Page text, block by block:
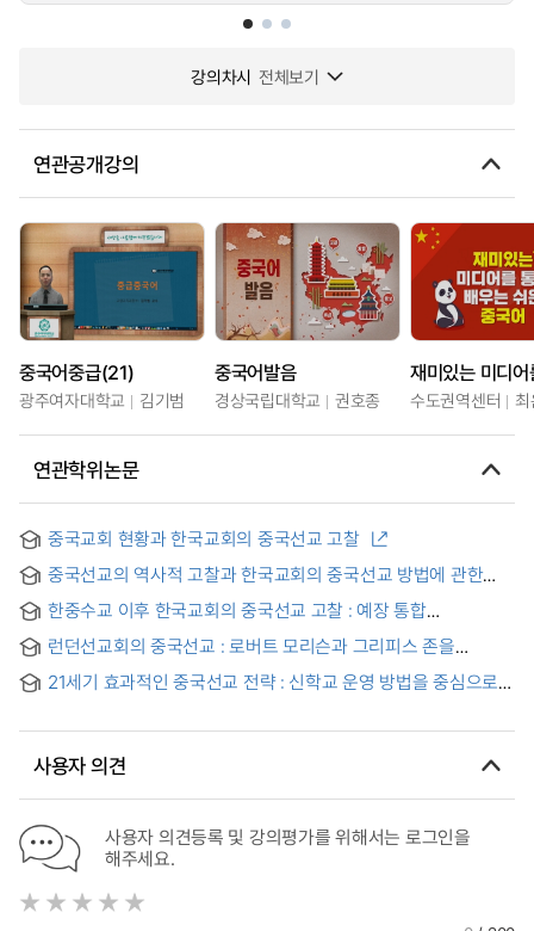
강의차시 전체보기
연관공개강의
중국어중급(21)
광주여자대학교 김기범
중국어발음
경상국립대학교 권호종 수도권역센터
연관학위논문
중국교회 현황과 한국교회의 중국선교 고찰
중국선교의 역사적 고찰과 한국교회의 중국선교 방법에 관한
한중수교 이후 한국교회의 중국선교 고찰 : 예장 통합
런던선교회의 중국선교 : 로버트 모리슨과 그리피스 존을
Society
21세기 효과적인 중국선교 전략 : 신학교 운영 방법을 중심으로 =
사용자 의견
사용자 의견등록 및 강의평가를 위해서는 로그인을
해주세요.